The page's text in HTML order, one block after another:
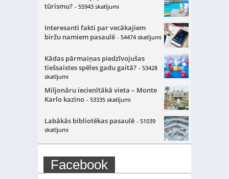
tūrismu? - 55943 skatījumi
Interesanti fakti par vecākajiem
biržu namiem pasaulē - 54474 skatījumi
Kādas pārmaiņas piedzīvojušas
tiešsaistes spēles gadu gaitā? - 53428
skatījumi
Miljonāru iecienītākā vieta – Monte
Karlo kazino - 53335 skatījumi
Labākās bibliotēkas pasaulē - 51039
skatījumi
Facebook